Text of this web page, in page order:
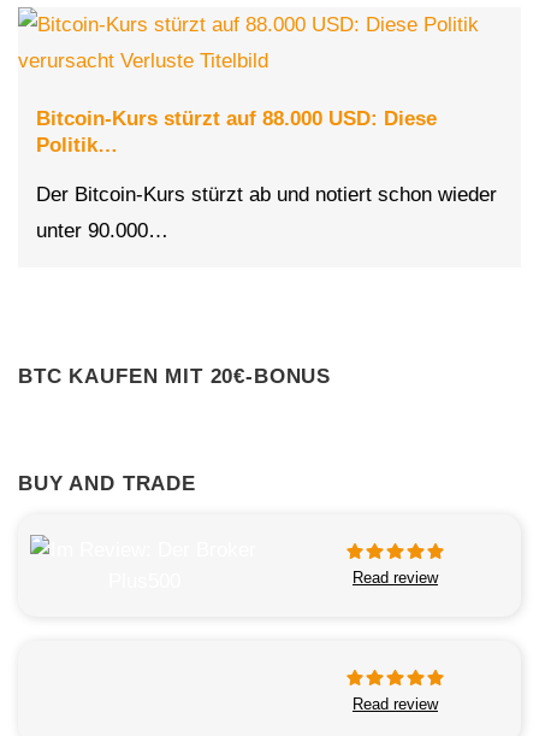
Bitcoin-Kurs stürzt auf 88.000 USD: Diese
Politik…
Der Bitcoin-Kurs stürzt ab und notiert schon wieder
unter 90.000…
BTC KAUFEN MIT 20€-BONUS
BUY AND TRADE
Read review
Read review